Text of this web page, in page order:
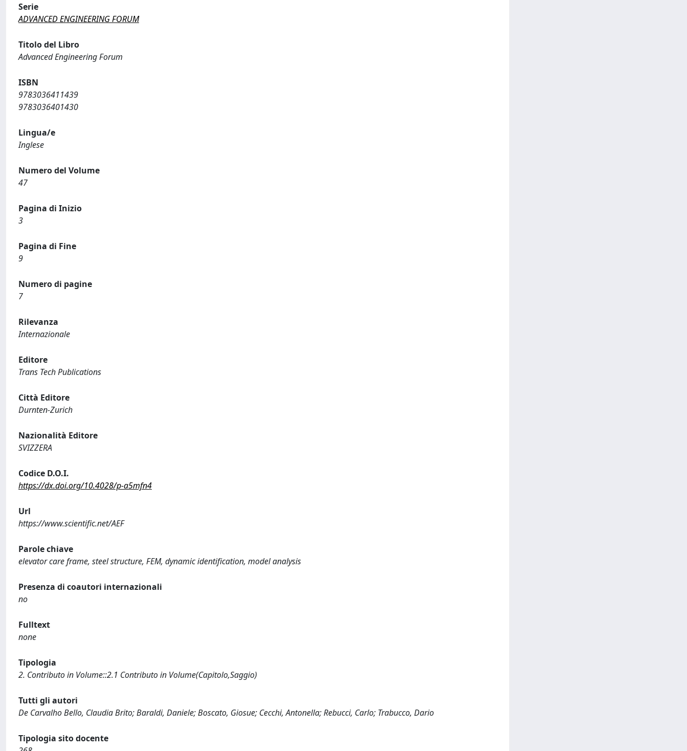
Serie
ADVANCED ENGINEERING FORUM
Titolo del Libro
Advanced Engineering Forum
ISBN
9783036411439
9783036401430
Lingua/e
Inglese
Numero del Volume
47
Pagina di Inizio
3
Pagina di Fine
9
Numero di pagine
7
Rilevanza
Internazionale
Editore
Trans Tech Publications
Città Editore
Durnten-Zurich
Nazionalità Editore
SVIZZERA
Codice D.O.I.
https://dx.doi.org/10.4028/p-a5mfn4
Url
https://www.scientific.net/AEF
Parole chiave
elevator care frame, steel structure, FEM, dynamic identification, model analysis
Presenza di coautori internazionali
no
Fulltext
none
Tipologia
2. Contributo in Volume::2.1 Contributo in Volume(Capitolo,Saggio)
Tutti gli autori
De Carvalho Bello, Claudia Brito; Baraldi, Daniele; Boscato, Giosue; Cecchi, Antonella; Rebucci, Carlo; Trabucco, Dario
Tipologia sito docente